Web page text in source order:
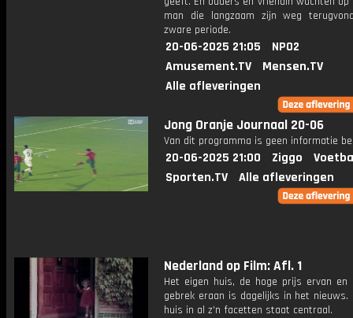
man die langzaam zijn weg
zware periode.
20-06-2025 21:05
NPO2
Amusement.TV
Mensen.TV
Alle afleveringen
Jong Oranje Journaal 20-06
Van dit programma is geen informatie
20-06-2025 21:00 Ziggo
Sporten.TV
Alle afleveringen
Nederland op Film: Afl. 1
Het eigen huis, de hoge prijs ervan
gebrek eraan is dagelijks in het nieuws.
huis in al z'n facetten staat centraal.